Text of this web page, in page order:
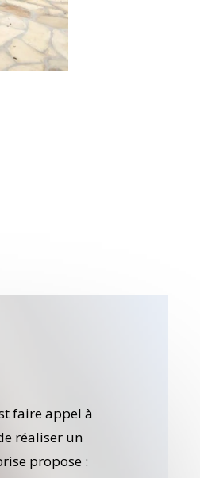
faire appel à
réaliser un
propose :